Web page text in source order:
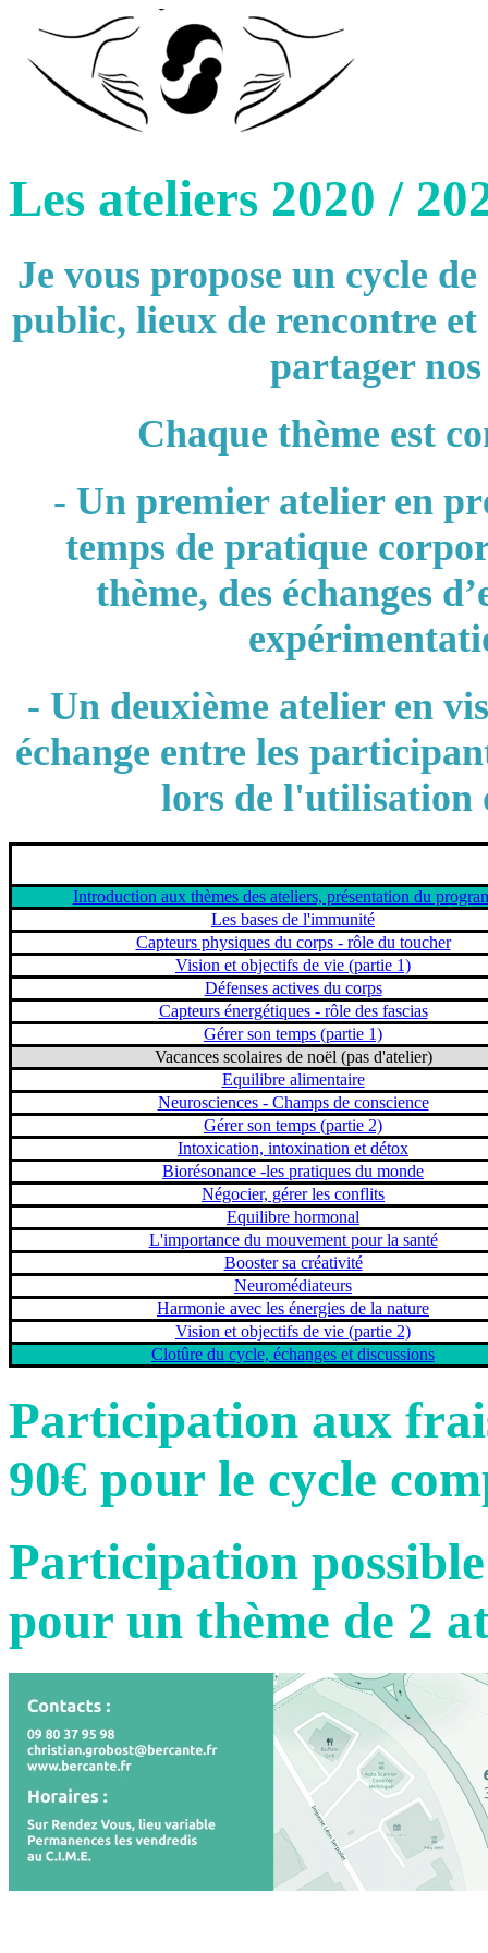
Les ateliers 2020 /
Je vous propose un cycle
public, lieux de rencontre et
partager
Chaque thème est
- Un premier atelier en
temps de pratique
thème, des échanges
- Un deuxième atelier en
échange entre les
lors de l'utilisation
Introduction aux thèmes des ateliers, présentation du
Les bases de l'immunité
Capteurs physiques du corps - rôle du toucher
Vision et objectifs de vie (partie 1)
Défenses actives du corps
Capteurs énergétiques - rôle des fascias
Gérer son temps (partie 1)
Vacances scolaires de noël (pas d'atelier)
Equilibre alimentaire
Neurosciences - Champs de conscience
Gérer son temps (partie 2)
Intoxication, intoxination et détox
Biorésonance -les pratiques du monde
Négocier, gérer les conflits
Equilibre hormonal
L'importance du mouvement pour la santé
Booster sa créativité
Neuromédiateurs
Harmonie avec les énergies de la nature
Vision et objectifs de vie (partie 2)
Clotûre du cycle, échanges et discussions
Participation aux
90€ pour le cycle
Participation
pour un thème de 2